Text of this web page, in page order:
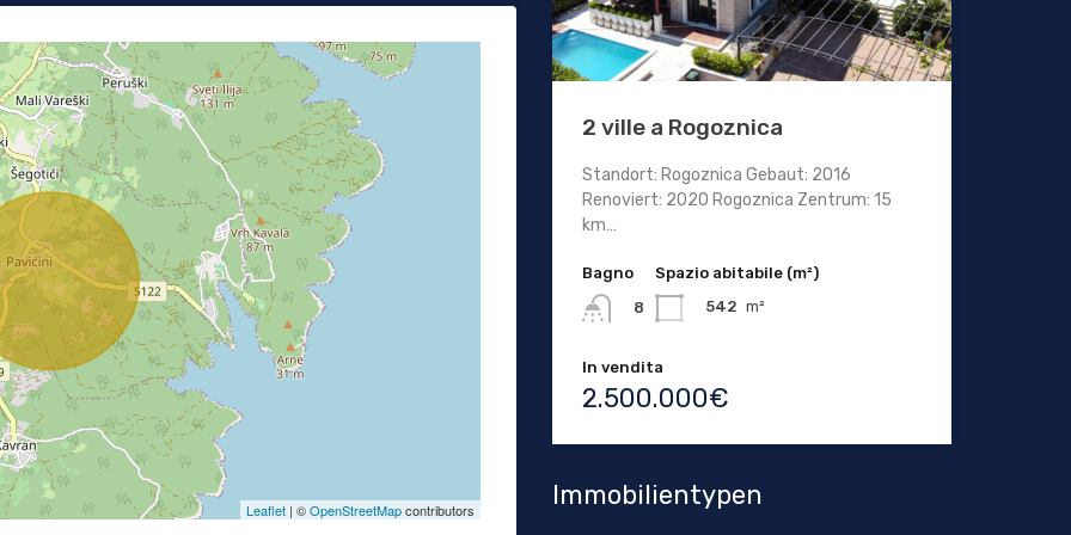
Leaflet| ©OpenStreetMapcontributors
2 ville a Rogoznica
Standort: Rogoznica Gebaut: 2016
Renoviert: 2020 Rogoznica Zentrum: 15
km…
Bagno
8
Spazio abitabile (m²)
542 m²
In vendita
2.500.000€
Immobilientypen